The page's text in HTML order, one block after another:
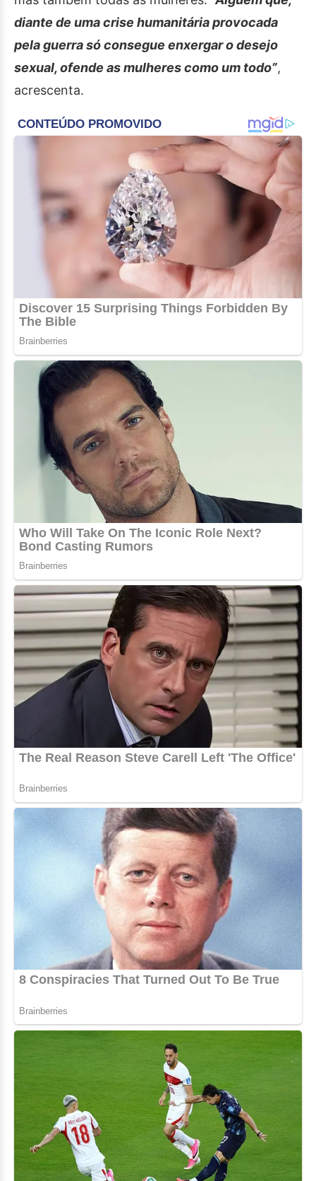
diante de uma crise humanitária provocada
pela guerra só consegue enxergar o desejo
sexual, ofende as mulheres como um todo”,
acrescenta.